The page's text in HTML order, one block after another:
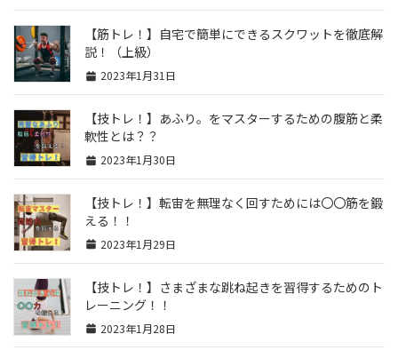
【筋トレ！】自宅で簡単にできるスクワットを徹底解
説！（上級）
2023年1月31日
【技トレ！】あふり。をマスターするための腹筋と柔
軟性とは？？
2023年1月30日
【技トレ！】転宙を無理なく回すためには〇〇筋を鍛
える！！
2023年1月29日
【技トレ！】さまざまな跳ね起きを習得するためのト
レーニング！！
2023年1月28日